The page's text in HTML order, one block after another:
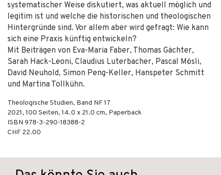
systematischer Weise diskutiert, was aktuell möglich und
legitim ist und welche die historischen und theologischen
Hintergründe sind. Vor allem aber wird gefragt: Wie kann
sich eine Praxis künftig entwickeln?
Mit Beiträgen von Eva-Maria Faber, Thomas Gächter,
Sarah Hack-Leoni, Claudius Luterbacher, Pascal Mösli,
David Neuhold, Simon Peng-Keller, Hanspeter Schmitt
und Martina Tollkühn.
Theologische Studien, Band NF 17
2021, 100 Seiten, 14.0 x 21.0 cm, Paperback
ISBN 978-3-290-18388-2
CHF 22.00